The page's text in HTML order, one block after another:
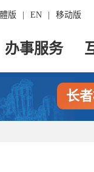
版 EN 移动版
办事服务
长